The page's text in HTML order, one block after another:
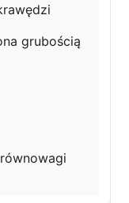
grubością